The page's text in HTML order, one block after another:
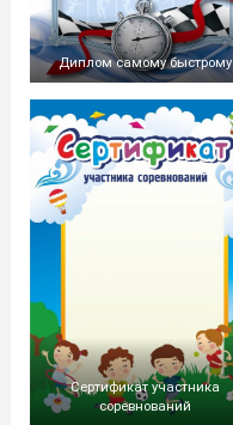
Диплом самому быстрому
Сертификат участника
соревнований